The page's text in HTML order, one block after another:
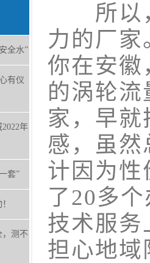
全水”
有仪
年
套”
，测不
所以，
力的厂
你在安徽
的涡轮
家，早
感，虽
计因为性
了20多
技术服务
担心地域